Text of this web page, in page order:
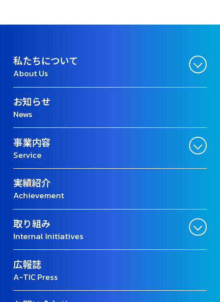
私たちについて
About Us
お知らせ
News
事業内容
Service
実績紹介
Achievement
取り組み
Internal Initiatives
広報誌
A-TIC Press